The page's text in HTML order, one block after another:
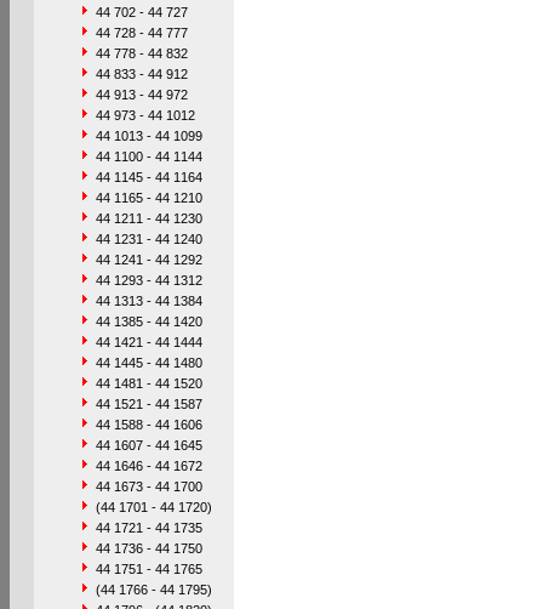
44 702 - 44 727
44 728 - 44 777
44 778 - 44 832
44 833 - 44 912
44 913 - 44 972
44 973 - 44 1012
44 1013 - 44 1099
44 1100 - 44 1144
44 1145 - 44 1164
44 1165 - 44 1210
44 1211 - 44 1230
44 1231 - 44 1240
44 1241 - 44 1292
44 1293 - 44 1312
44 1313 - 44 1384
44 1385 - 44 1420
44 1421 - 44 1444
44 1445 - 44 1480
44 1481 - 44 1520
44 1521 - 44 1587
44 1588 - 44 1606
44 1607 - 44 1645
44 1646 - 44 1672
44 1673 - 44 1700
(44 1701 - 44 1720)
44 1721 - 44 1735
44 1736 - 44 1750
44 1751 - 44 1765
(44 1766 - 44 1795)